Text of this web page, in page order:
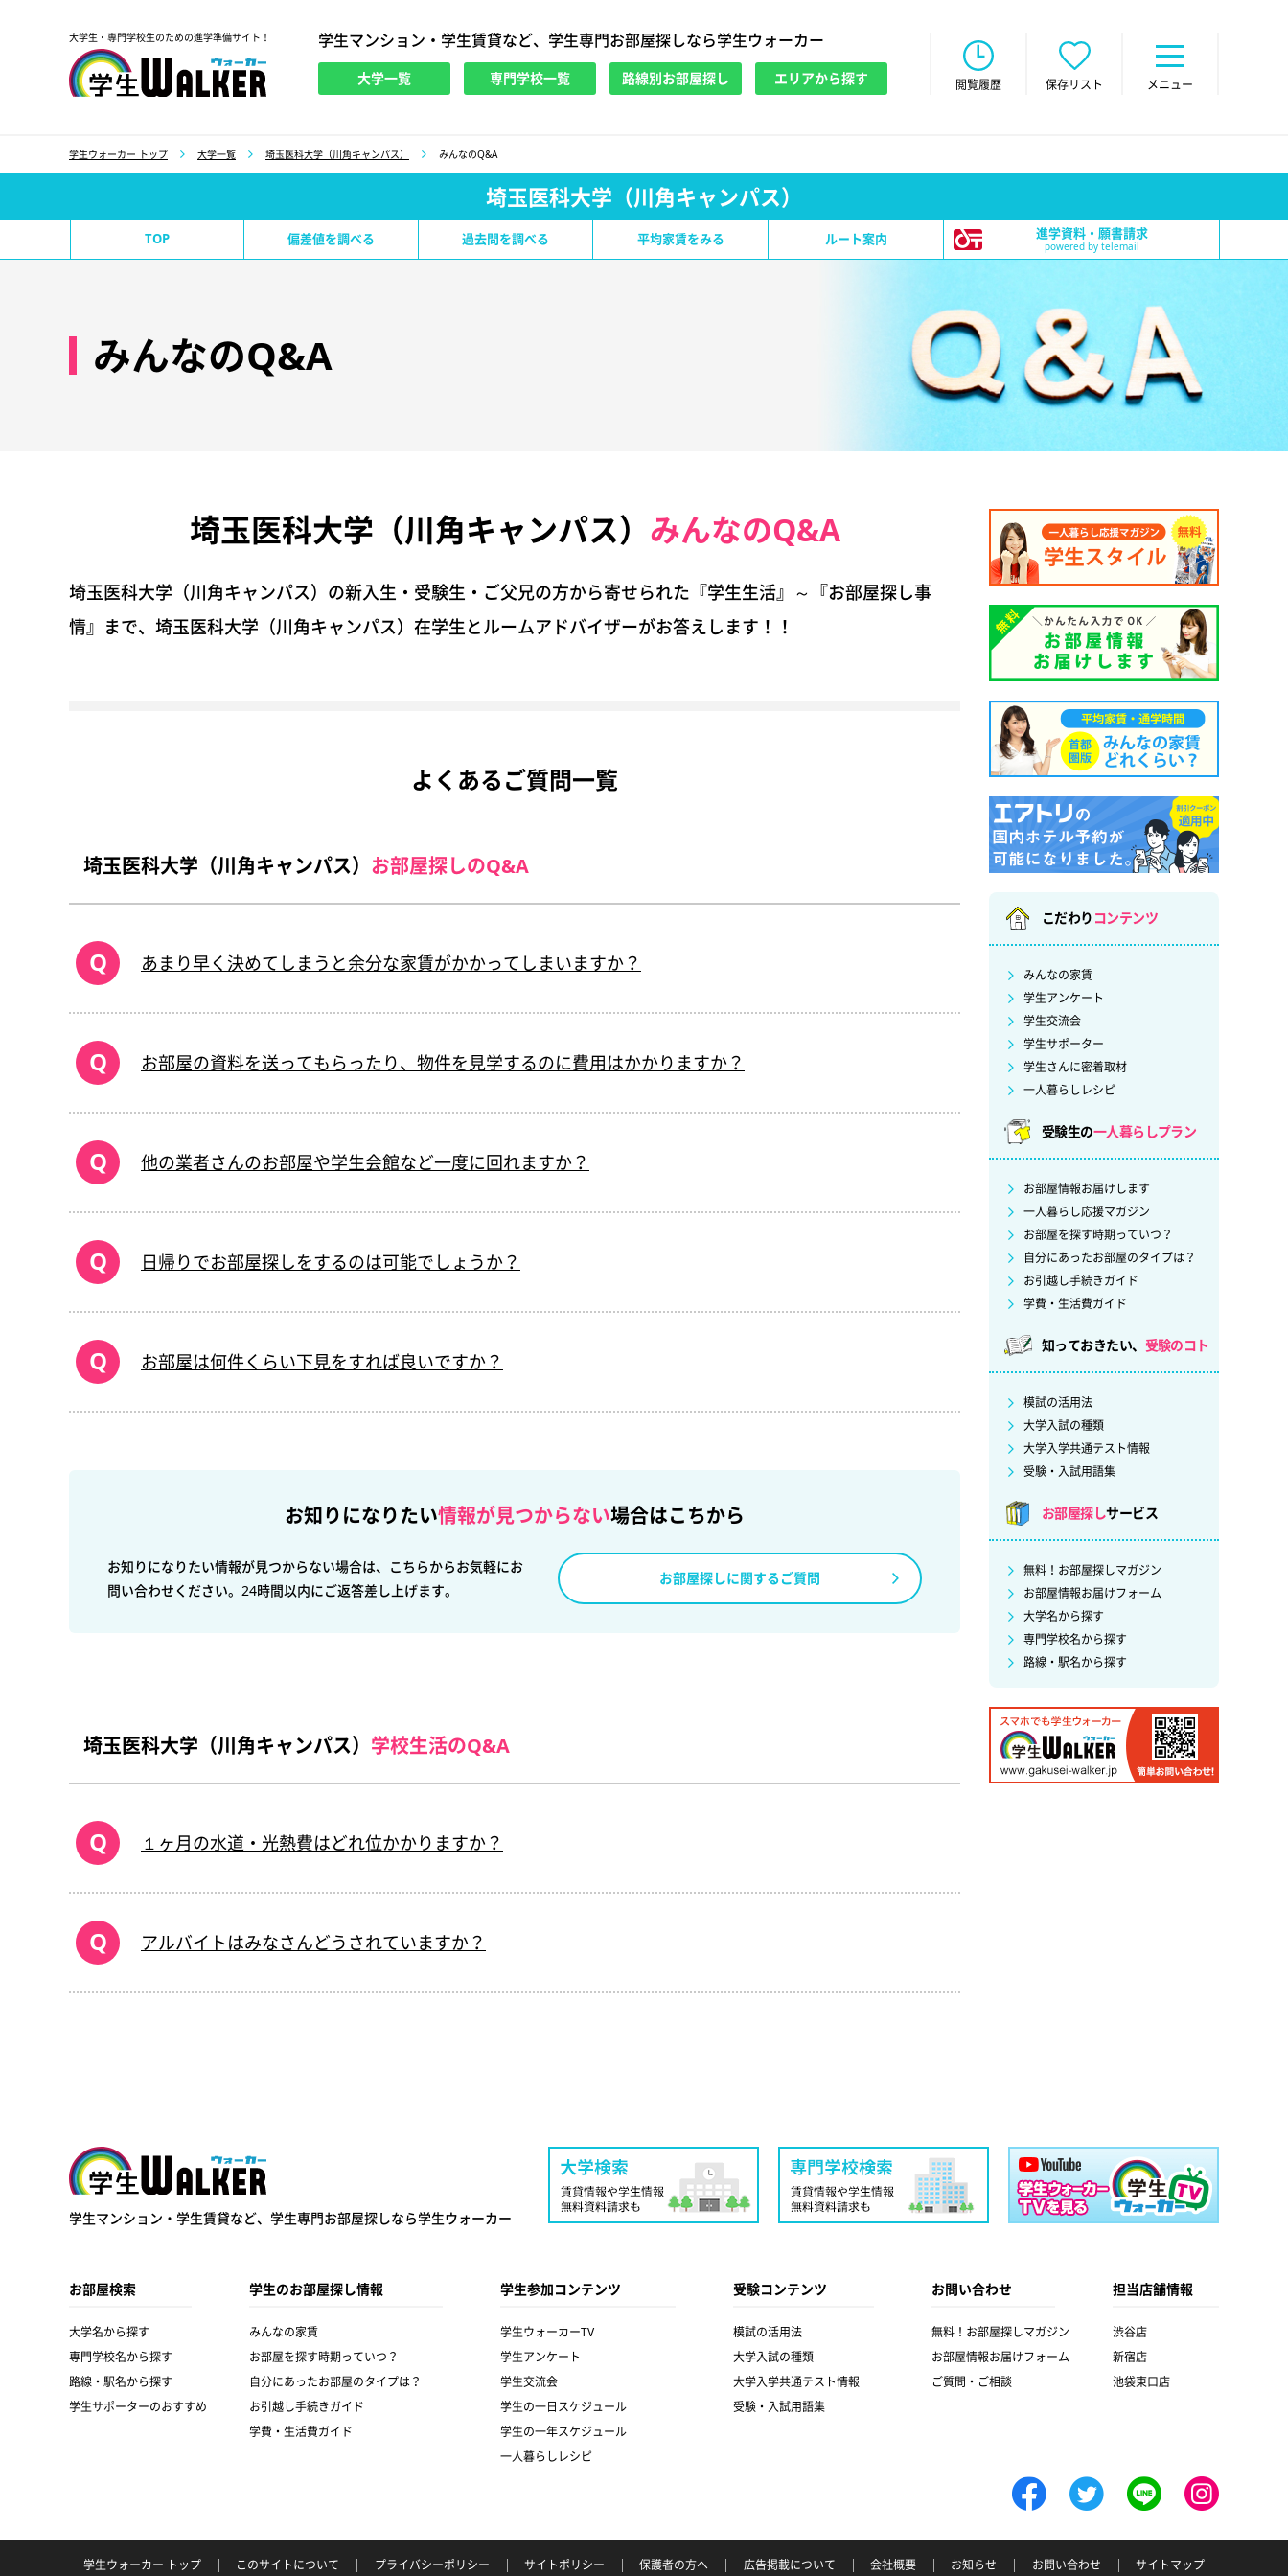
大学生・専門学校生のための進学準備サイト！ 学生マンション・学生賃貸など、学生専門お部屋探しなら学生ウォーカー
大学一覧 専門学校一覧 路線別お部屋探し エリアから探す 閲覧履歴 保存リスト メニュー
学生ウォーカー トップ 大学一覧 埼玉医科大学（川角キャンパス） みんなのQ&A
埼玉医科大学（川角キャンパス）
TOP 偏差値を調べる 過去問を調べる 平均家賃をみる ルート案内 進学資料・願書請求
powered by telemail
みんなのQ&A
埼玉医科大学（川角キャンパス） みんなのQ&A
埼玉医科大学（川角キャンパス）の新入生・受験生・ご父兄の方から寄せられた『学生生活』～『お部屋探し事
情』まで、埼玉医科大学（川角キャンパス）在学生とルームアドバイザーがお答えします！！
よくあるご質問一覧
埼玉医科大学（川角キャンパス） お部屋探しのQ&A
あまり早く決めてしまうと余分な家賃がかかってしまいますか？
お部屋の資料を送ってもらったり、物件を見学するのに費用はかかりますか？
他の業者さんのお部屋や学生会館など一度に回れますか？
日帰りでお部屋探しをするのは可能でしょうか？
お部屋は何件くらい下見をすれば良いですか？
お知りになりたい情報が見つからない場合はこちから
お知りになりたい情報が見つからない場合は、こちらからお気軽にお
問い合わせください。24時間以内にご返答差し上げます。
お部屋探しに関するご質問
埼玉医科大学（川角キャンパス） 学校生活のQ&A
１ヶ月の水道・光熱費はどれ位かかりますか？
アルバイトはみなさんどうされていますか？
こだわり コンテンツ
みんなの家賃
学生アンケート
学生交流会
学生サポーター
学生さんに密着取材
一人暮らしレシピ
受験生の一人暮らしプラン
お部屋情報お届けします
一人暮らし応援マガジン
お部屋を探す時期っていつ？
自分にあったお部屋のタイプは？
お引越し手続きガイド
学費・生活費ガイド
知っておきたい、 受験のコト
模試の活用法
大学入試の種類
大学入学共通テスト情報
受験・入試用語集
お部屋探しサービス
無料！お部屋探しマガジン
お部屋情報お届けフォーム
大学名から探す
専門学校名から探す
路線・駅名から探す
学生ウォーカー
学生マンション・学生賃貸など、 学生専門お部屋探しなら学生ウォーカー
お部屋検索
大学名から探す
専門学校名から探す
路線・駅名から探す
学生サポーターのおすすめ
学生のお部屋探し情報
みんなの家賃
お部屋を探す時期っていつ？
自分にあったお部屋のタイプは？
お引越し手続きガイド
学費・生活費ガイド
学生参加コンテンツ
学生ウォーカーTV
学生アンケート
学生交流会
学生の一日スケジュール
学生の一年スケジュール
一人暮らしレシピ
受験コンテンツ
模試の活用法
大学入試の種類
大学入学共通テスト情報
受験・入試用語集
お問い合わせ
無料！お部屋探しマガジン
お部屋情報お届けフォーム
ご質問・ご相談
担当店舗情報
渋谷店
新宿店
池袋東口店
学生ウォーカー トップ このサイトについて プライバシーポリシー サイトポリシー 保護者の方へ 広告掲載について 会社概要 お知らせ お問い合わせ サイトマップ